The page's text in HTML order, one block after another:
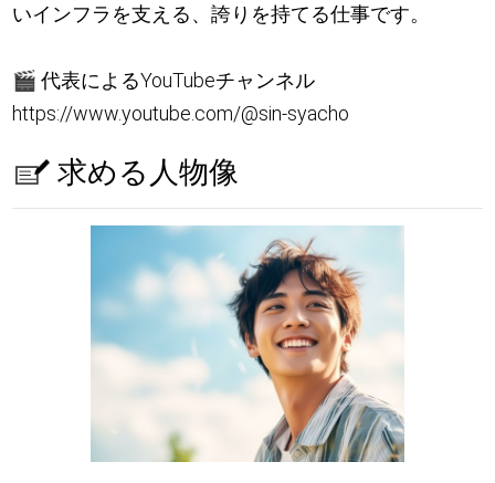
いインフラを支える、誇りを持てる仕事です。
🎬 代表によるYouTubeチャンネル
https://www.youtube.com/@sin-syacho
求める人物像